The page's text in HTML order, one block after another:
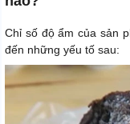
Chỉ số độ ẩm của sản
đến những yếu tố sau: